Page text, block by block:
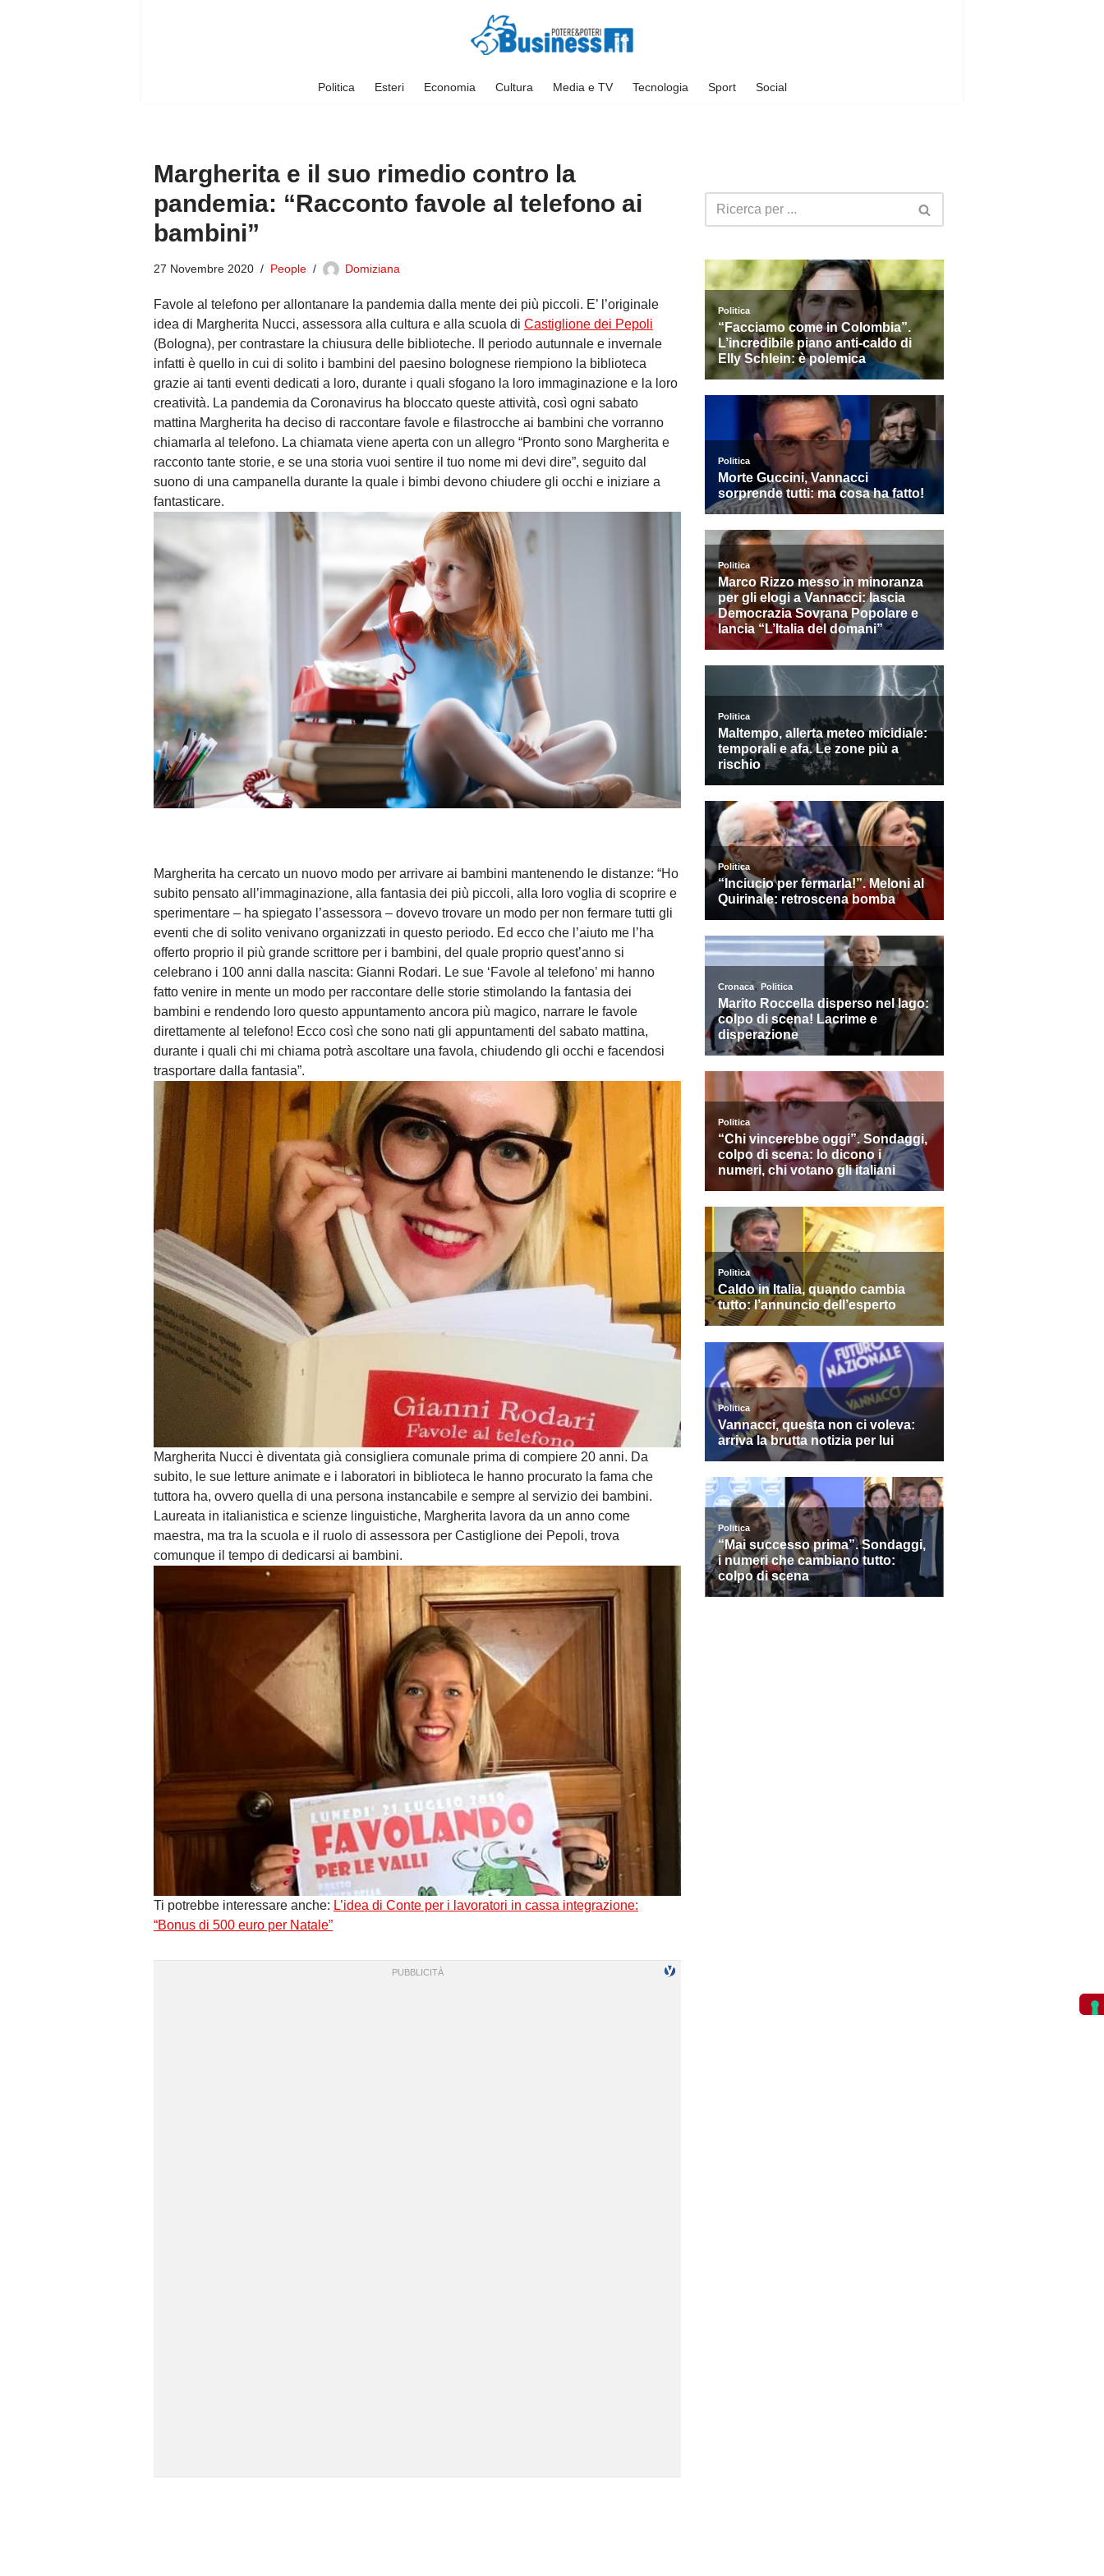
Politica Esteri Economia Cultura Media e TV Tecnologia Sport Social
Margherita e il suo rimedio contro la
pandemia: “Racconto favole al telefono ai
bambini”
27 Novembre 2020 People Domiziana
Favole al telefono per allontanare la pandemia dalla mente dei più piccoli. E’ l’originale
idea di Margherita Nucci, assessora alla cultura e alla scuola di Castiglione dei Pepoli
(Bologna), per contrastare la chiusura delle biblioteche. Il periodo autunnale e invernale
infatti è quello in cui di solito i bambini del paesino bolognese riempiono la biblioteca
grazie ai tanti eventi dedicati a loro, durante i quali sfogano la loro immaginazione e la loro
creatività. La pandemia da Coronavirus ha bloccato queste attività, così ogni sabato
mattina Margherita ha deciso di raccontare favole e filastrocche ai bambini che vorranno
chiamarla al telefono. La chiamata viene aperta con un allegro “Pronto sono Margherita e
racconto tante storie, e se una storia vuoi sentire il tuo nome mi devi dire”, seguito dal
suono di una campanella durante la quale i bimbi devono chiudere gli occhi e iniziare a
fantasticare.
Margherita ha cercato un nuovo modo per arrivare ai bambini mantenendo le distanze: “Ho
subito pensato all’immaginazione, alla fantasia dei più piccoli, alla loro voglia di scoprire e
sperimentare – ha spiegato l’assessora – dovevo trovare un modo per non fermare tutti gli
eventi che di solito venivano organizzati in questo periodo. Ed ecco che l’aiuto me l’ha
offerto proprio il più grande scrittore per i bambini, del quale proprio quest’anno si
celebrano i 100 anni dalla nascita: Gianni Rodari. Le sue ‘Favole al telefono’ mi hanno
fatto venire in mente un modo per raccontare delle storie stimolando la fantasia dei
bambini e rendendo loro questo appuntamento ancora più magico, narrare le favole
direttamente al telefono! Ecco così che sono nati gli appuntamenti del sabato mattina,
durante i quali chi mi chiama potrà ascoltare una favola, chiudendo gli occhi e facendosi
trasportare dalla fantasia”.
Margherita Nucci è diventata già consigliera comunale prima di compiere 20 anni. Da
subito, le sue letture animate e i laboratori in biblioteca le hanno procurato la fama che
tuttora ha, ovvero quella di una persona instancabile e sempre al servizio dei bambini.
Laureata in italianistica e scienze linguistiche, Margherita lavora da un anno come
maestra, ma tra la scuola e il ruolo di assessora per Castiglione dei Pepoli, trova
comunque il tempo di dedicarsi ai bambini.
Ti potrebbe interessare anche: L’idea di Conte per i lavoratori in cassa integrazione:
“Bonus di 500 euro per Natale”